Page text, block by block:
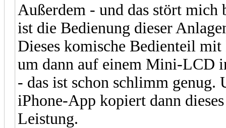
Außerdem - und das stört mich
ist die Bedienung dieser
Dieses komische Bedienteil
um dann auf einem Mini-LCD
- das ist schon schlimm
iPhone-App kopiert dann
Leistung.